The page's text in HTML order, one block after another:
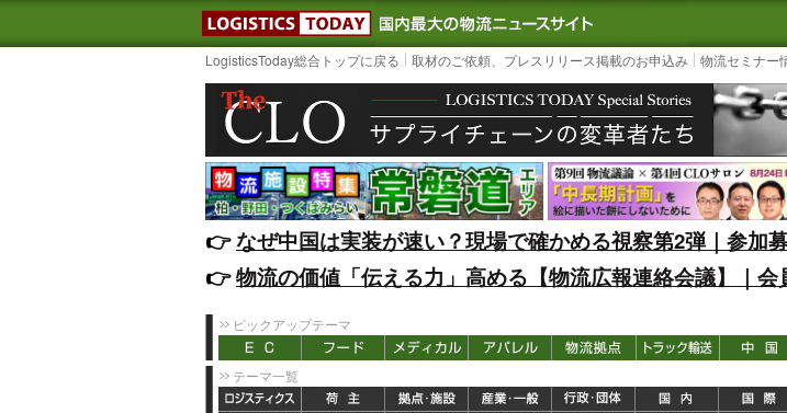
LOGISTICS TODAY｜国内最大の物流ニュースサイト
3PL, SCM
LogisticsToday総合トップに戻る 取材のご依頼、プレスリリース掲載のお申込み 物流セミナー
👉️なぜ中国は実装が速い？現場で確かめる視察第2弾｜参加
👉️物流の価値「伝える力」高める【物流広報連絡会議】｜会
ピックアップテーマ
テーマ一覧